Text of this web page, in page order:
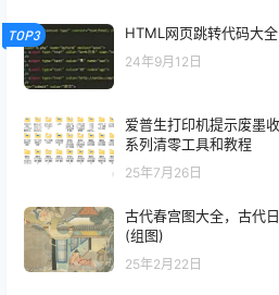
TOP3 HTML网页跳转代码大
24年9月12日
爱普生打印机提示废墨
系列清零工具和教程
25年7月26日
古代春宫图大全，古代
(组图)
25年2月22日